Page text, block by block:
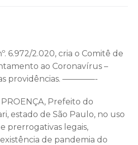
6.972/2.020, cria o Comitê de
ao Coronavírus –
providências. ————-
Prefeito do
estado de São Paulo, no uso
prerrogativas legais,
de pandemia do